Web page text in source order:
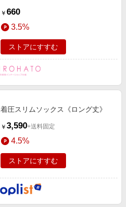
￥ 660
3.5%
ストアにすすむ
着圧スリムソックス《ロング丈》
￥ 3,590+送料固定
4.5%
ストアにすすむ